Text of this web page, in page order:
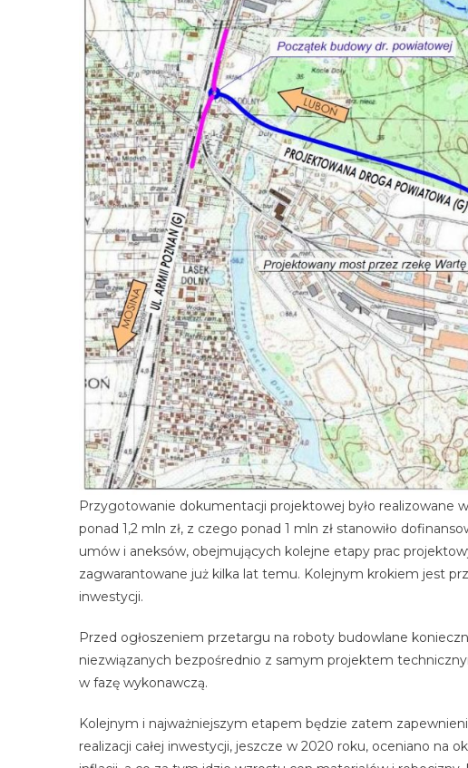
Przygotowanie dokumentacji projektowej było realizowane
ponad 1,2 mln zł, z czego ponad 1 mln zł stanowiło
umów i aneksów, obejmujących kolejne etapy prac
zagwarantowane już kilka lat temu. Kolejnym krokiem jest
inwestycji.
Przed ogłoszeniem przetargu na roboty budowlane
niezwiązanych bezpośrednio z samym projektem
w fazę wykonawczą.
Kolejnym i najważniejszym etapem będzie zatem
realizacji całej inwestycji, jeszcze w 2020 roku, oceniano na